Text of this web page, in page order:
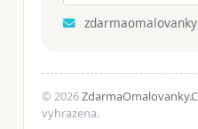
© 2026
vyhrazena.